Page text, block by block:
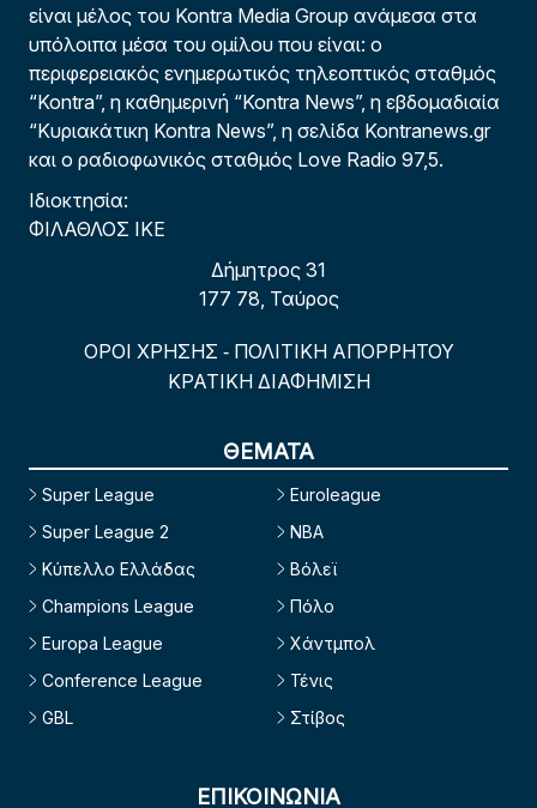
είναι μέλος του Kontra Media Group ανάμεσα στα
υπόλοιπα μέσα του ομίλου που είναι: ο
περιφερειακός ενημερωτικός τηλεοπτικός σταθμός
“Kontra”, η καθημερινή “Kontra News”, η εβδομαδιαία
“Κυριακάτικη Kontra News”, η σελίδα Kontranews.gr
και ο ραδιοφωνικός σταθμός Love Radio 97,5.
Ιδιοκτησία:
ΦΙΛΑΘΛΟΣ ΙΚΕ
Δήμητρος 31
177 78, Ταύρος
ΟΡΟΙ ΧΡΗΣΗΣ - ΠΟΛΙΤΙΚΗ ΑΠΟΡΡΗΤΟΥ
ΚΡΑΤΙΚΗ ΔΙΑΦΗΜΙΣΗ
ΘΕΜΑΤΑ
Super League
Super League 2
Κύπελλο Ελλάδας
Champions League
Europa League
Conference League
GBL
Euroleague
NBA
Βόλεϊ
Πόλο
Χάντμπολ
Τένις
Στίβος
ΕΠΙΚΟΙΝΩΝΙΑ